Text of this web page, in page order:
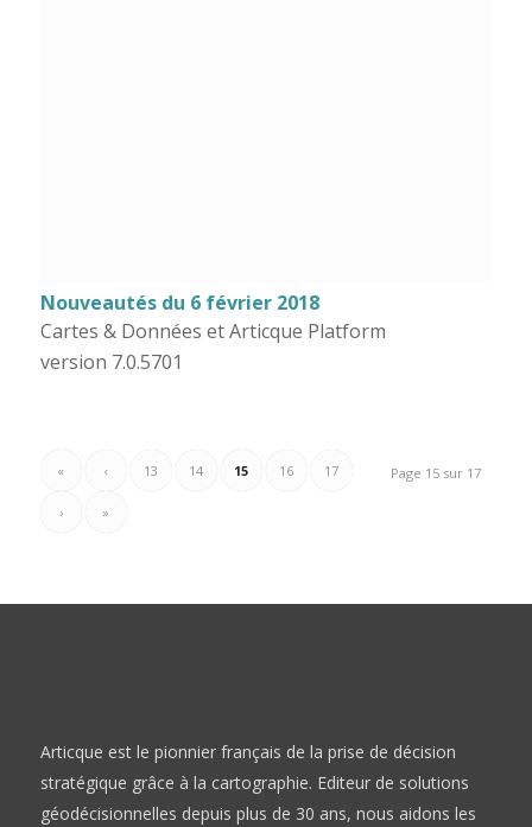
Nouveautés du 6 février 2018
Cartes & Données et Articque Platform
version 7.0.5701
Page 15 sur 17
« ‹ 13 14 15 16 17
› »
Articque est le pionnier français de la prise de décision
stratégique grâce à la cartographie. Editeur de solutions
géodécisionnelles depuis plus de 30 ans, nous aidons les